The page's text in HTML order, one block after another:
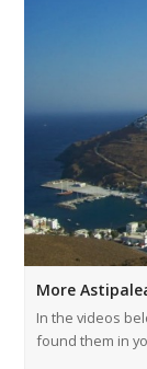
More
In the videos
found them in